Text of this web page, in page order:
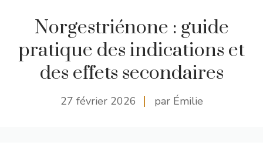
Norgestriénone : guide
pratique des indications et
des effets secondaires
27 février 2026 par Émilie